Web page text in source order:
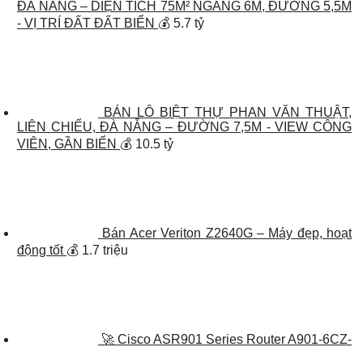
ĐÀ NẴNG – DIỆN TÍCH 75M² NGANG 6M, ĐƯỜNG 5,5M
- VỊ TRÍ ĐẤT ĐẤT BIỂN 💰 5.7 tỷ
BÁN LÔ BIỆT THỰ PHAN VĂN THUẬT,
LIÊN CHIỂU, ĐÀ NẴNG – ĐƯỜNG 7,5M - VIEW CÔNG
VIÊN, GẦN BIỂN 💰 10.5 tỷ
Bán Acer Veriton Z2640G – Máy đẹp, hoạt
động tốt 💰 1.7 triệu
🚀 Cisco ASR901 Series Router A901-6CZ-